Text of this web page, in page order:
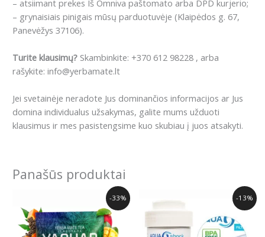
– atsiimant prekes Iš Omniva paštomato arba DPD kurjerio;
– grynaisiais pinigais mūsų parduotuvėje (Klaipėdos g. 67,
Panevėžys 37106).
Turite klausimų? Skambinkite: +370 612 98228 , arba
rašykite: info@yerbamate.lt
Jei svetainėje neradote Jus dominančios informacijos ar Jus
domina individualus užsakymas, galite mums užduoti
klausimus ir mes pasistengsime kuo skubiau į juos atsakyti.
Panašūs produktai
-33%
was:
8.99€.
Current
price
is:
5.99€.
-13%
15.99€.
Current
price
is:
13.99€.